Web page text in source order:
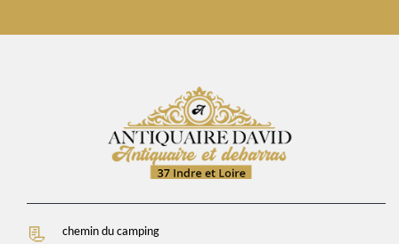
chemin du camping